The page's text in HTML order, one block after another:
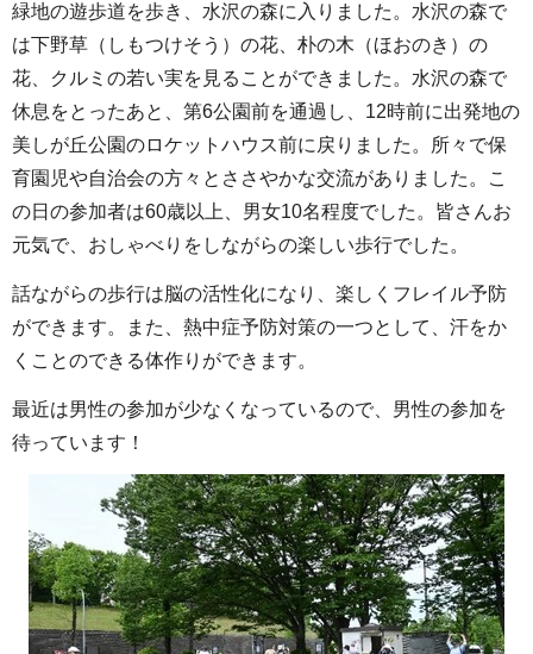
緑地の遊歩道を歩き、水沢の森に入りました。水沢の森で
は下野草（しもつけそう）の花、朴の木（ほおのき）の
花、クルミの若い実を見ることができました。水沢の森で
休息をとったあと、第6公園前を通過し、12時前に出発地の
美しが丘公園のロケットハウス前に戻りました。所々で保
育園児や自治会の方々とささやかな交流がありました。こ
の日の参加者は60歳以上、男女10名程度でした。皆さんお
元気で、おしゃべりをしながらの楽しい歩行でした。
話ながらの歩行は脳の活性化になり、楽しくフレイル予防
ができます。また、熱中症予防対策の一つとして、汗をか
くことのできる体作りができます。
最近は男性の参加が少なくなっているので、男性の参加を
待っています！